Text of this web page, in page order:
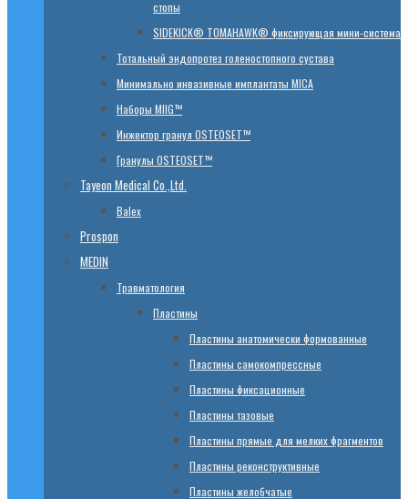
стопы
SIDEKICK® TOMAHAWK® фиксирующая мини-система
Тотальный эндопротез голеностопного сустава
Минимально инвазивные имплантаты MICA
Наборы MIIG™
Инжектор гранул OSTEOSET™
Гранулы OSTEOSET™
Tayeon Medical Co.,Ltd.
Balex
Prospon
MEDIN
Травматология
Пластины
Пластины анатомически формованные
Пластины самокомпрессные
Пластины фиксационные
Пластины тазовые
Пластины прямые для мелких фрагментов
Пластины реконструктивные
Пластины желобчатые